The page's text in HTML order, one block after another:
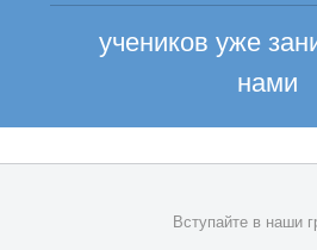
учеников уже
нами
Вступайте в наши